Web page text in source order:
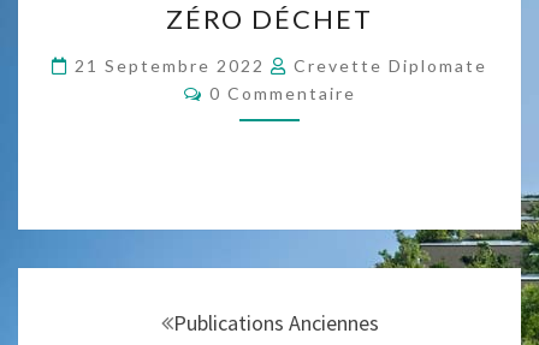
MARIAGE
ZÉRO
DÉCHET
ZÉRO DÉCHET
21 Septembre 2022
Crevette Diplomate
Commentaires
0 Commentaire
Publications Anciennes